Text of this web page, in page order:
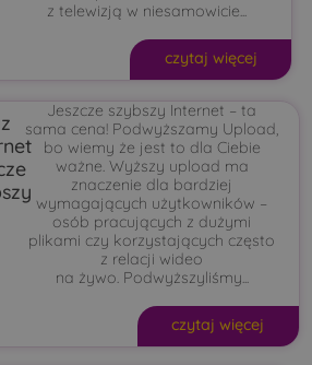
z telewizją w niesamowicie...
czytaj więcej
Jeszcze szybszy Internet – ta
sama cena! Podwyższamy Upload,
bo wiemy że jest to dla Ciebie
ważne. Wyższy upload ma
znaczenie dla bardziej
wymagających użytkowników –
osób pracujących z dużymi
plikami czy korzystających często
z relacji wideo
na żywo. Podwyższyliśmy...
czytaj więcej